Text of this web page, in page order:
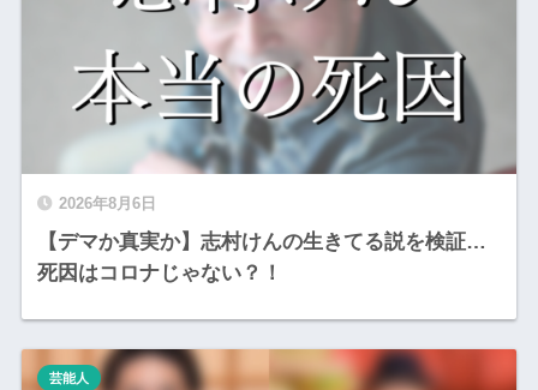
2026年8月6日
【デマか真実か】志村けんの生きてる説を検証…
死因はコロナじゃない？！
芸能人